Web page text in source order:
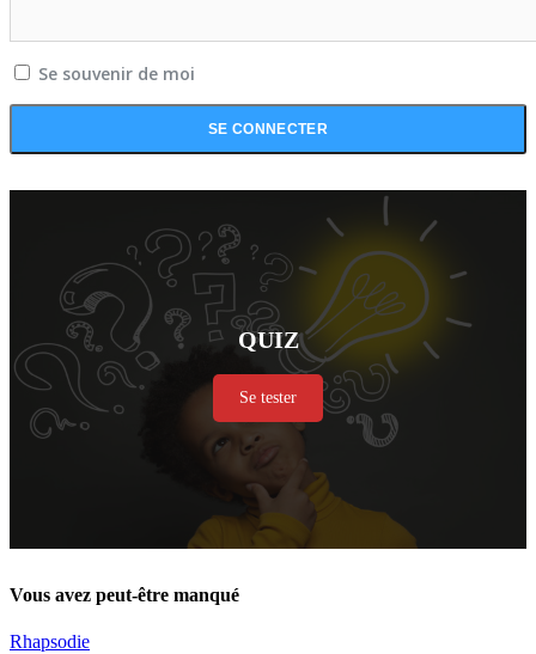
Se souvenir de moi
QUIZ
Se tester
Vous avez peut-être manqué
Rhapsodie